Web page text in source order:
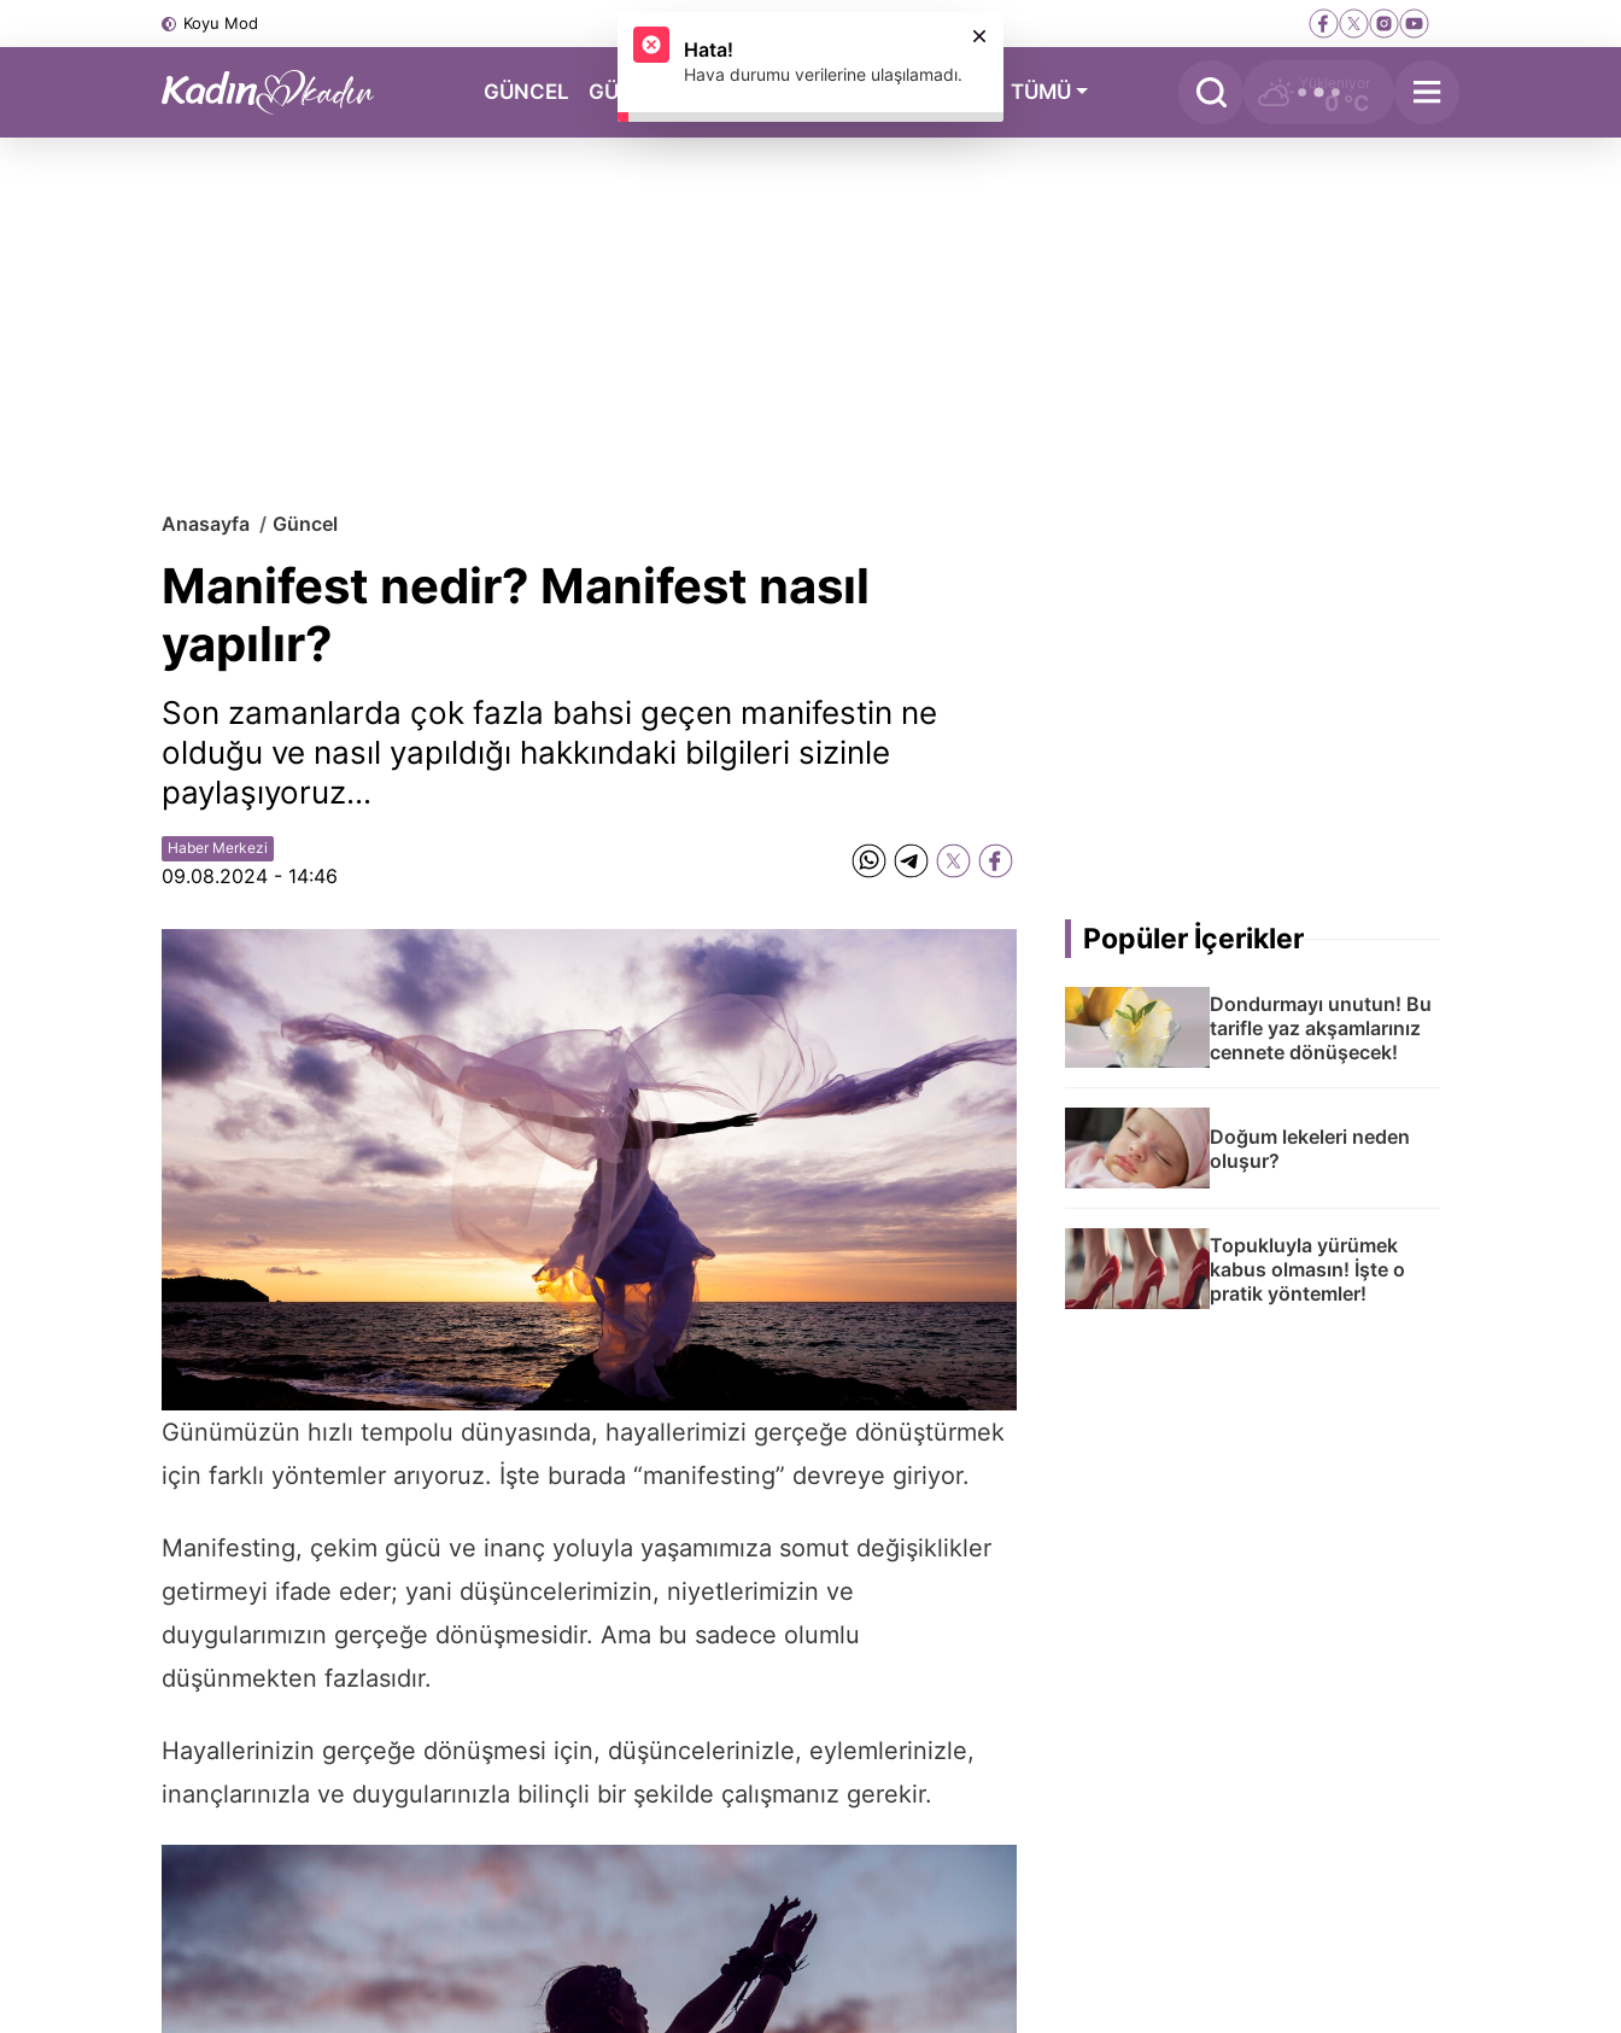
Koyu Mod
GÜNCEL GÜZELLİK MAGAZİN TÜMÜ Yükleniyor
0 °C
Anasayfa Güncel
Manifest nedir? Manifest nasıl
yapılır?
Son zamanlarda çok fazla bahsi geçen manifestin ne
olduğu ve nasıl yapıldığı hakkındaki bilgileri sizinle
paylaşıyoruz...
Haber Merkezi
09.08.2024 - 14:46
Günümüzün hızlı tempolu dünyasında, hayallerimizi gerçeğe dönüştürmek
için farklı yöntemler arıyoruz. İşte burada “manifesting” devreye giriyor.
Manifesting, çekim gücü ve inanç yoluyla yaşamımıza somut değişiklikler
getirmeyi ifade eder; yani düşüncelerimizin, niyetlerimizin ve
duygularımızın gerçeğe dönüşmesidir. Ama bu sadece olumlu
düşünmekten fazlasıdır.
Hayallerinizin gerçeğe dönüşmesi için, düşüncelerinizle, eylemlerinizle,
inançlarınızla ve duygularınızla bilinçli bir şekilde çalışmanız gerekir.
Popüler İçerikler
Dondurmayı unutun! Bu
tarifle yaz akşamlarınız
cennete dönüşecek!
Doğum lekeleri neden
oluşur?
Topukluyla yürümek
kabus olmasın! İşte o
pratik yöntemler!